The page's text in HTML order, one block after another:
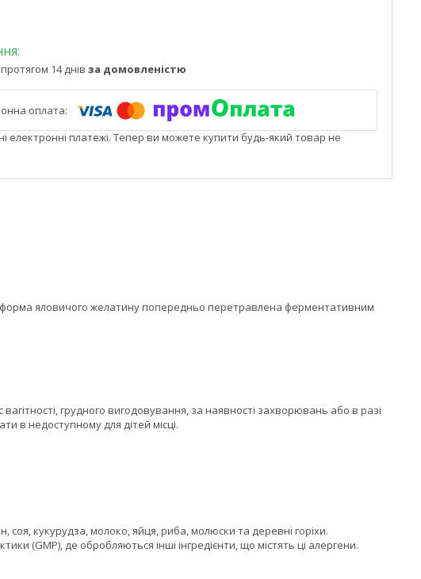
14 днів за домовленістю
електронні платежі. Тепер ви можете купити будь-який товар не
форма яловичого желатину попередньо перетравлена ферментативним
грудного вигодовування, за наявності захворювань або в разі
в недоступному для дітей місці.
кукурудза, молоко, яйця, риба, молюски та деревні горіхи.
(GMP), де обробляються інші інгредієнти, що містять ці алергени.